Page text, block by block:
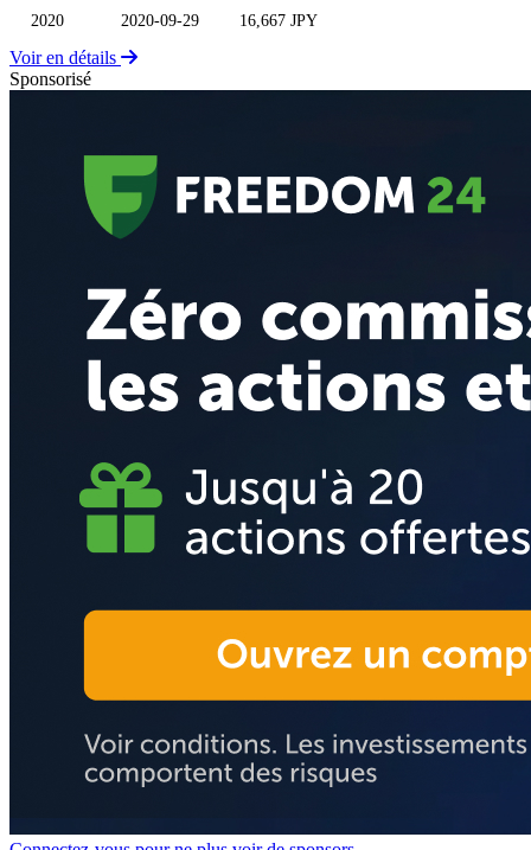
2020 2020-09-29 16,667 JPY
Voir en détails
Sponsorisé